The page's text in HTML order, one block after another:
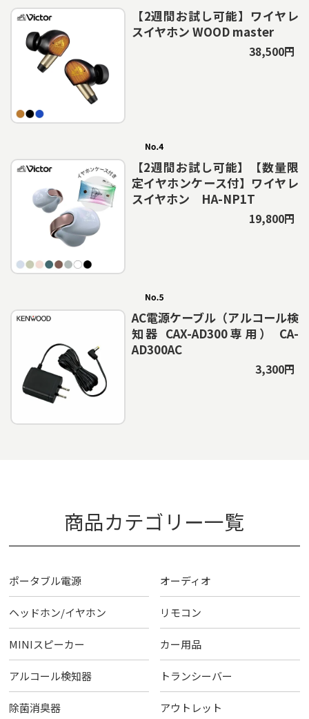
【2週間お試し可能】ワイヤレ
スイヤホン WOOD master
38,500円
【2週間お試し可能】【数量限
定イヤホンケース付】ワイヤレ
スイヤホン HA-NP1T
19,800円
AC電源ケーブル（アルコール検
知器 CAX-AD300専用） CA-
AD300AC
3,300円
商品カテゴリー一覧
ポータブル電源 オーディオ
ヘッドホン/イヤホン リモコン
MINIスピーカー カー用品
アルコール検知器 トランシーバー
除菌消臭器 アウトレット